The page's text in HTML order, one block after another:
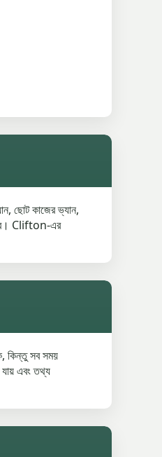
ছোট কাজের ভ্যান,
Clifton-এর
কিন্তু সব সময়
যায় এবং তথ্য